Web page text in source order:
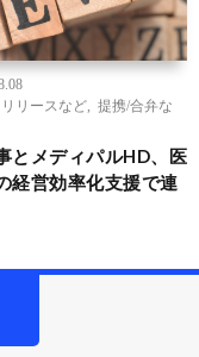
リースなど
提携/合弁な
とメディパルHD、医
経営効率化支援で連